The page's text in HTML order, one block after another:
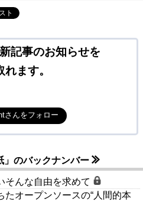
ト
記事のお知らせを
れます。
さんをフォロー
」のバックナンバー
そんな自由を求めて
たオープンソースの“人間的本